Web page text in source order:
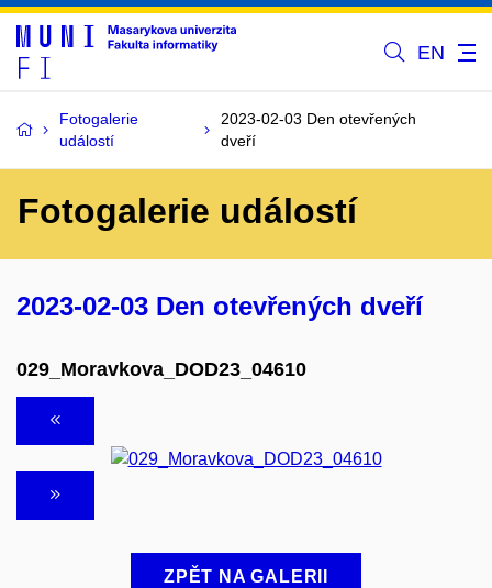
EN
Fotogalerie
událostí
2023-02-03 Den otevřených
dveří
Fotogalerie událostí
2023-02-03 Den otevřených dveří
029_Moravkova_DOD23_04610
ZPĚT NA GALERII